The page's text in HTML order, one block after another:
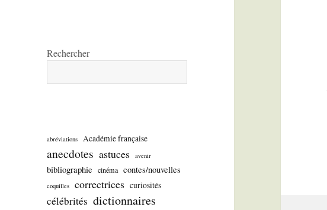
Rechercher
abréviations Académie française
anecdotes astuces avenir
bibliographie cinéma contes/nouvelles
coquilles correctrices curiosités
célébrités dictionnaires